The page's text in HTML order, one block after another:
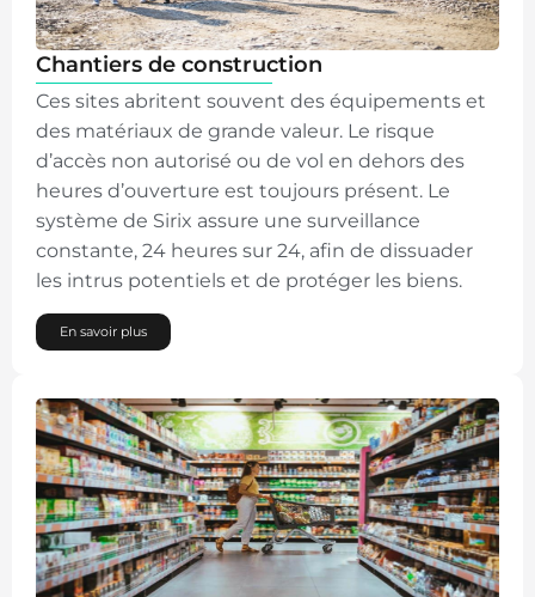
Chantiers de construction
Ces sites abritent souvent des équipements et
des matériaux de grande valeur. Le risque
d’accès non autorisé ou de vol en dehors des
heures d’ouverture est toujours présent. Le
système de Sirix assure une surveillance
constante, 24 heures sur 24, afin de dissuader
les intrus potentiels et de protéger les biens.
En savoir plus